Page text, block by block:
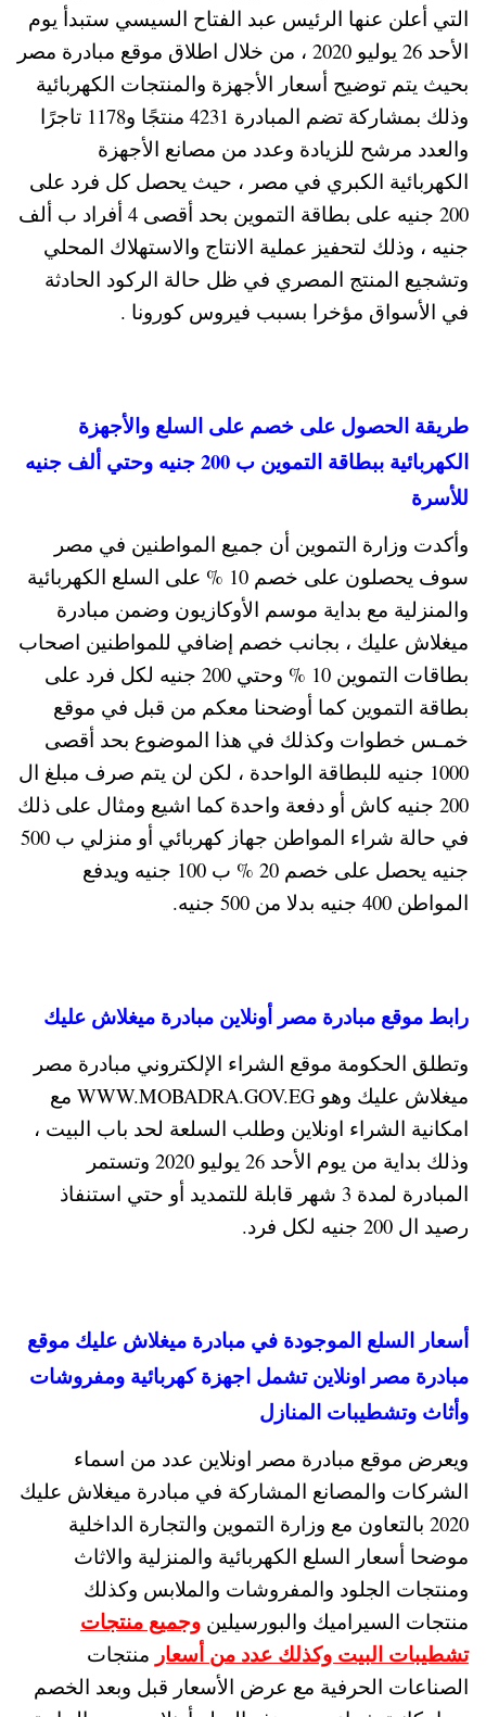
التي أعلن عنها الرئيس عبد الفتاح السيسي ستبدأ يوم
الأحد 26 يوليو 2020 ، من خلال اطلاق موقع مبادرة مصر
بحيث يتم توضيح أسعار الأجهزة والمنتجات الكهربائية
وذلك بمشاركة تضم المبادرة 4231 منتجًا و1178 تاجرًا
والعدد مرشح للزيادة وعدد من مصانع الأجهزة
الكهربائية الكبري في مصر ، حيث يحصل كل فرد على
200 جنيه على بطاقة التموين بحد أقصى 4 أفراد ب ألف
جنيه ، وذلك لتحفيز عملية الانتاج والاستهلاك المحلي
وتشجيع المنتج المصري في ظل حالة الركود الحادثة
في الأسواق مؤخرا بسبب فيروس كورونا .
طريقة الحصول على خصم على السلع والأجهزة
الكهربائية ببطاقة التموين ب 200 جنيه وحتي ألف جنيه
للأسرة
وأكدت وزارة التموين أن جميع المواطنين في مصر
سوف يحصلون على خصم 10 % على السلع الكهربائية
والمنزلية مع بداية موسم الأوكازيون وضمن مبادرة
ميغلاش عليك ، بجانب خصم إضافي للمواطنين اصحاب
بطاقات التموين 10 % وحتي 200 جنيه لكل فرد على
بطاقة التموين كما أوضحنا معكم من قبل في موقع
خمـس خطوات وكذلك في هذا الموضوع بحد أقصى
1000 جنيه للبطاقة الواحدة ، لكن لن يتم صرف مبلغ ال
200 جنيه كاش أو دفعة واحدة كما اشيع ومثال على ذلك
في حالة شراء المواطن جهاز كهربائي أو منزلي ب 500
جنيه يحصل على خصم 20 % ب 100 جنيه ويدفع
المواطن 400 جنيه بدلا من 500 جنيه.
رابط موقع مبادرة مصر أونلاين مبادرة ميغلاش عليك
وتطلق الحكومة موقع الشراء الإلكتروني مبادرة مصر
ميغلاش عليك وهو WWW.MOBADRA.GOV.EG مع
امكانية الشراء اونلاين وطلب السلعة لحد باب البيت ،
وذلك بداية من يوم الأحد 26 يوليو 2020 وتستمر
المبادرة لمدة 3 شهر قابلة للتمديد أو حتي استنفاذ
رصيد ال 200 جنيه لكل فرد.
أسعار السلع الموجودة في مبادرة ميغلاش عليك موقع
مبادرة مصر اونلاين تشمل اجهزة كهربائية ومفروشات
وأثاث وتشطيبات المنازل
ويعرض موقع مبادرة مصر اونلاين عدد من اسماء
الشركات والمصانع المشاركة في مبادرة ميغلاش عليك
2020 بالتعاون مع وزارة التموين والتجارة الداخلية
موضحا أسعار السلع الكهربائية والمنزلية والاثاث
ومنتجات الجلود والمفروشات والملابس وكذلك
منتجات السيراميك والبورسيلين وجميع منتجات
تشطيبات البيت وكذلك عدد من أسعار منتجات
الصناعات الحرفية مع عرض الأسعار قبل وبعد الخصم